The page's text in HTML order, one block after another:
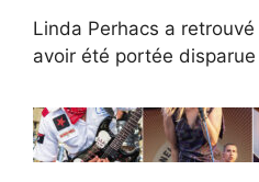
Linda Perhacs a
avoir été portée disparue